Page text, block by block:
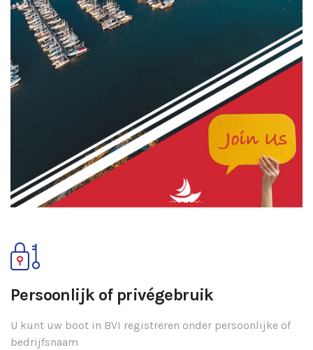
Persoonlijk of privégebruik
U kunt uw boot in BVI registreren onder persoonlijke of
bedrijfsnaam